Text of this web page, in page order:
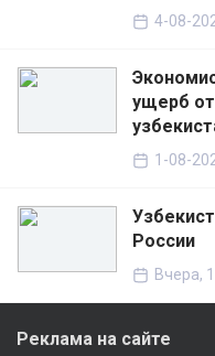
4-08-
ущерб
1-08-
России
Вчера,
Реклама на сайте